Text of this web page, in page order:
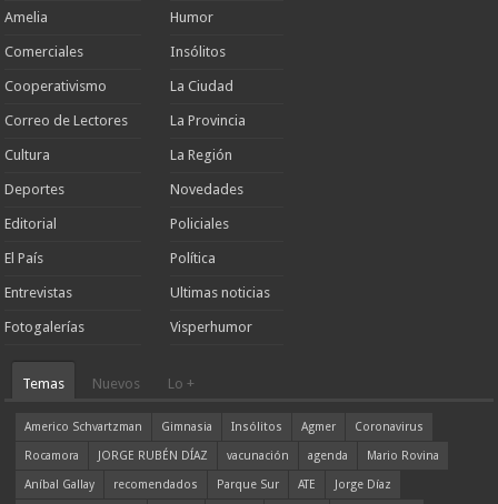
Amelia
Comerciales
Cooperativismo
Correo de Lectores
Cultura
Deportes
Editorial
El País
Entrevistas
Fotogalerías
Humor
Insólitos
La Ciudad
La Provincia
La Región
Novedades
Policiales
Política
Ultimas noticias
Visperhumor
Temas Nuevos Lo +
Americo Schvartzman Gimnasia Insólitos Agmer
Coronavirus
Rocamora
JORGE RUBÉN DÍAZ vacunación agenda
Mario Rovina
Aníbal Gallay
recomendados Parque Sur ATE
Jorge Díaz